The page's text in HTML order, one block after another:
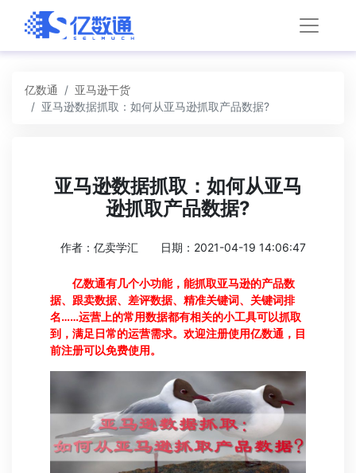
亿数通
亚马逊干货
亚马逊数据抓取：如何从亚马逊抓取产品数据?
亚马逊数据抓取：如何从亚马
逊抓取产品数据?
作者：亿卖学汇 日期：2021-04-19 14:06:47
亿数通有几个小功能，能抓取亚马逊的产品数
据、跟卖数据、差评数据、精准关键词、关键词排
名……运营上的常用数据都有相关的小工具可以抓取
到，满足日常的运营需求。欢迎注册使用亿数通，目
前注册可以免费使用。